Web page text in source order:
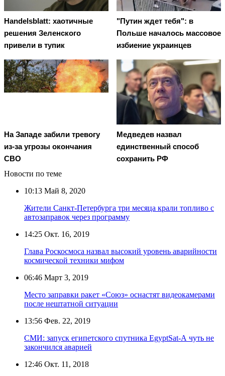
Handelsblatt: хаотичные
решения Зеленского
привели в тупик
"Путин ждет тебя": в
Польше началось массовое
избиение украинцев
На Западе забили тревогу
из-за угрозы окончания
СВО
Медведев назвал
единственный способ
сохранить РФ
Новости по теме
10:13 Май 8, 2020
Жители Санкт-Петербурга три месяца крали топливо с
автозаправок через программу
14:25 Окт. 16, 2019
Глава Роскосмоса назвал высокий уровень аварийности
космической техники мифом
06:46 Март 3, 2019
Место заправки ракет «Союз» оснастят видеокамерами
после нештатной ситуации
13:56 Фев. 22, 2019
СМИ: запуск египетского спутника EgyptSat-А чуть не
закончился аварией
12:46 Окт. 11, 2018